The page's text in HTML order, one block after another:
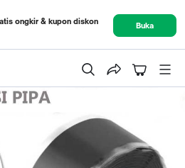
ongkir & kupon diskon
Buka